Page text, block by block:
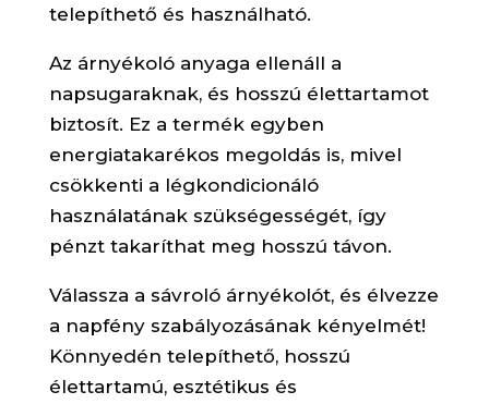
telepíthető és használható.
Az árnyékoló anyaga ellenáll a
napsugaraknak, és hosszú élettartamot
biztosít. Ez a termék egyben
energiatakarékos megoldás is, mivel
csökkenti a légkondicionáló
használatának szükségességét, így
pénzt takaríthat meg hosszú távon.
Válassza a sávroló árnyékolót, és élvezze
a napfény szabályozásának kényelmét!
Könnyedén telepíthető, hosszú
élettartamú, esztétikus és